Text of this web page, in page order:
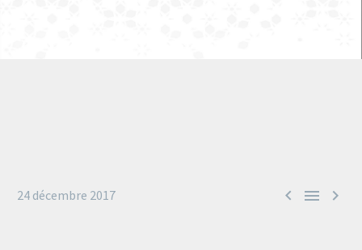
  
24 décembre 2017